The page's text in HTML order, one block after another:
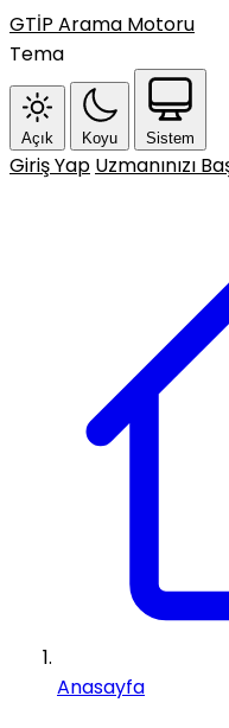
GTİP Arama Motoru
Tema
Açık Koyu Sistem
Giriş Yap Uzmanınızı
Anasayfa